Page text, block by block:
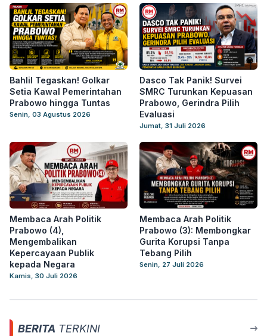
Bahlil Tegaskan! Golkar
Setia Kawal Pemerintahan
Prabowo hingga Tuntas
Senin, 03 Agustus 2026
Dasco Tak Panik! Survei
SMRC Turunkan Kepuasan
Prabowo, Gerindra Pilih
Evaluasi
Jumat, 31 Juli 2026
Membaca Arah Politik
Prabowo (4),
Mengembalikan
Kepercayaan Publik
kepada Negara
Kamis, 30 Juli 2026
Membaca Arah Politik
Prabowo (3): Membongkar
Gurita Korupsi Tanpa
Tebang Pilih
Senin, 27 Juli 2026
BERITA TERKINI